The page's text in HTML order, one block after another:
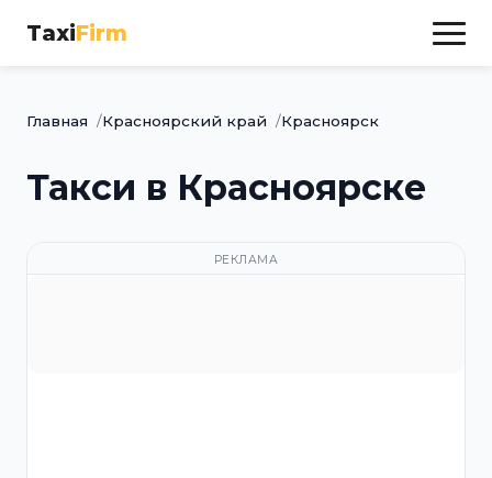
TaxiFirm
Главная Красноярский край Красноярск
Такси в Красноярске
РЕКЛАМА